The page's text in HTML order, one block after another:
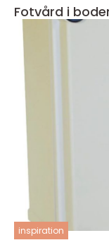
inspiration